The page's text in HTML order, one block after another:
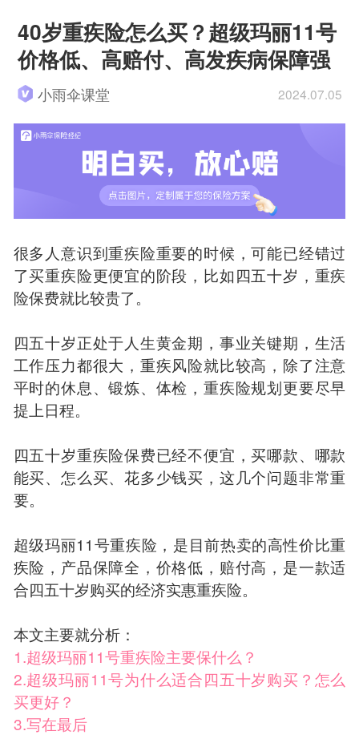
40岁重疾险怎么买？超级玛丽11号
价格低、高赔付、高发疾病保障强
小雨伞课堂 2024.07.05
很多人意识到重疾险重要的时候，可能已经错过
了买重疾险更便宜的阶段，比如四五十岁，重疾
险保费就比较贵了。
四五十岁正处于人生黄金期，事业关键期，生活
工作压力都很大，重疾风险就比较高，除了注意
平时的休息、锻炼、体检，重疾险规划更要尽早
提上日程。
四五十岁重疾险保费已经不便宜，买哪款、哪款
能买、怎么买、花多少钱买，这几个问题非常重
要。
超级玛丽11号重疾险，是目前热卖的高性价比重
疾险，产品保障全，价格低，赔付高，是一款适
合四五十岁购买的经济实惠重疾险。
本文主要就分析：
1.超级玛丽11号重疾险主要保什么？
2.超级玛丽11号为什么适合四五十岁购买？怎么
买更好？
3.写在最后